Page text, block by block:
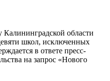
Калининградской области
школ, исключенных
в ответе пресс-
на запрос «Нового